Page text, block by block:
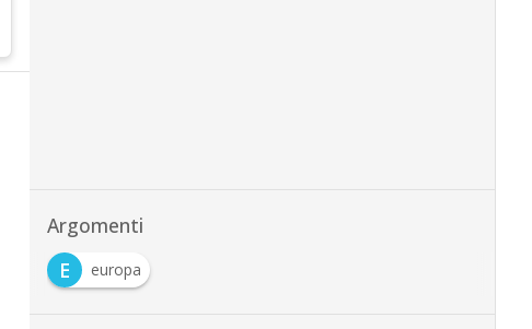
Argomenti
E
europa